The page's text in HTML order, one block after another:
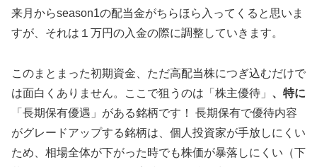
来月からseason1の配当金がちらほら入ってくると思いま
すが、それは１万円の入金の際に調整していきます。
このまとまった初期資金、ただ高配当株につぎ込むだけで
は面白くありません。ここで狙うのは「株主優待」 、特に
「長期保有優遇」がある銘柄です！ 長期保有で優待内容
がグレードアップする銘柄は、個人投資家が手放しにくい
ため、相場全体が下がった時でも株価が暴落しにくい（下